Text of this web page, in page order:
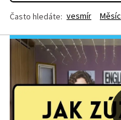
Často hledáte: vesmír Měsíc